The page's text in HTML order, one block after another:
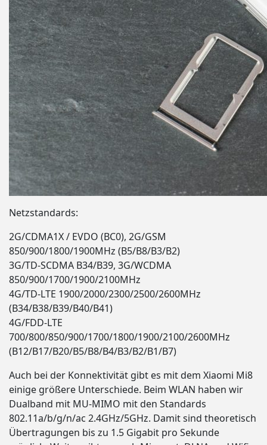
Netzstandards:
2G/CDMA1X / EVDO (BC0), 2G/GSM
850/900/1800/1900MHz (B5/B8/B3/B2)
3G/TD-SCDMA B34/B39, 3G/WCDMA
850/900/1700/1900/2100MHz
4G/TD-LTE 1900/2000/2300/2500/2600MHz
(B34/B38/B39/B40/B41)
4G/FDD-LTE
700/800/850/900/1700/1800/1900/2100/2600MHz
(B12/B17/B20/B5/B8/B4/B3/B2/B1/B7)
Auch bei der Konnektivität gibt es mit dem Xiaomi Mi8
einige größere Unterschiede. Beim WLAN haben wir
Dualband mit MU-MIMO mit den Standards
802.11a/b/g/n/ac 2.4GHz/5GHz. Damit sind theoretisch
Übertragungen bis zu 1.5 Gigabit pro Sekunde